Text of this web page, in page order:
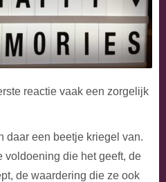
reactie vaak een zorgelijk
daar een beetje kriegel van.
voldoening die het geeft, de
de waardering die ze ook